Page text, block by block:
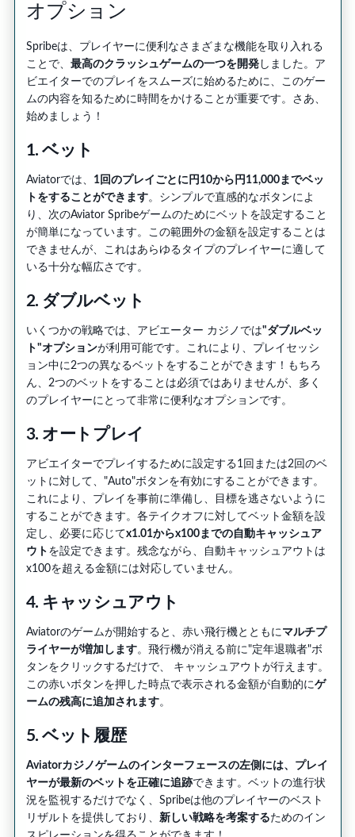
オプション
Spribeは、プレイヤーに便利なさまざまな機能を取り入れる
ことで、 最高のクラッシュゲームの一つを開発しました。ア
ビエイターでのプレイをスムーズに始めるために、このゲー
ムの内容を知るために時間をかけることが重要です。さあ、
始めましょう！
1. ベット
Aviatorでは、
1回のプレイごとに円10から円11,000までベッ
トをすることができます。シンプルで直感的なボタンによ
り、次のAviator Spribeゲームのためにベットを設定すること
が簡単になっています。この範囲外の金額を設定することは
できませんが、これはあらゆるタイプのプレイヤーに適して
いる十分な幅広さです。
2. ダブルベット
いくつかの戦略では、アビエーター カジノでは"ダブルベッ
ト"オプションが利用可能です。これにより、プレイセッシ
ョン中に2つの異なるベットをすることができます！もちろ
ん、2つのベットをすることは必須ではありませんが、多く
のプレイヤーにとって非常に便利なオプションです。
3. オートプレイ
アビエイターでプレイするために設定する1回または2回のベ
ットに対して、"Auto"ボタンを有効にすることができます。
これにより、プレイを事前に準備し、目標を逃さないように
することができます。各テイクオフに対してベット金額を設
定し、必要に応じてx1.01からx100までの自動キャッシュア
ウト を設定できます。残念ながら、自動キャッシュアウトは
x100を超える金額には対応していません。
4. キャッシュアウト
Aviatorのゲームが開始すると、赤い飛行機とともに マルチプ
ライヤーが増加します。飛行機が消える前に"定年退職者"ボ
タンをクリックするだけで、 キャッシュアウトが行えます。
この赤いボタンを押した時点で表示される金額が自動的にゲ
ームの残高に追加されます。
5. ベット履歴
Aviatorカジノゲームのインターフェースの左側には、プレイ
ヤーが最新のベットを正確に追跡できます。ベットの進行状
況を監視するだけでなく、Spribeは他のプレイヤーのベスト
リザルトを提供しており、
新しい戦略を考案するためのイン